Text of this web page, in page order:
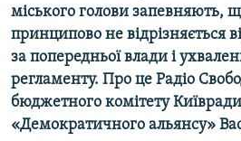
міського голови запевняють,
принципово не відрізняється
за попередньої влади і
регламенту. Про це Радіо
бюджетного комітету
«Демократичного альянсу»